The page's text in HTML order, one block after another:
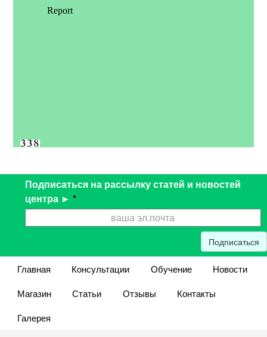
Подписаться на рассылку статей и новостей
центра ► *
Подписаться
Главная Консультации Обучение
Новости
Магазин
Статьи Отзывы
Контакты
Галерея